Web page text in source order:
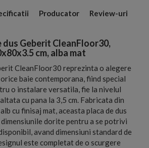
Producator Review-uri
dus Geberit CleanFloor30,
cm, alba mat
CleanFloor30 reprezinta o alegere
baie contemporana, fiind special
o instalare versatila, fie la nivelul
cu pana la 3,5 cm. Fabricata din
cu finisaj mat, aceasta placa de dus
dorite pentru a se potrivi
avand dimensiuni standard de
este completat de o scurgere